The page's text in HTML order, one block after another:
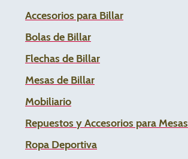
Accesorios para Billar
Bolas de Billar
Flechas de Billar
Mesas de Billar
Mobiliario
Repuestos y Accesorios para Mesas
Ropa Deportiva